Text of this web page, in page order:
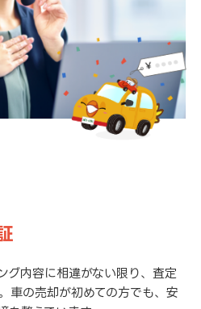
グ内容に相違がない限り、査定
車の売却が初めての方でも、安